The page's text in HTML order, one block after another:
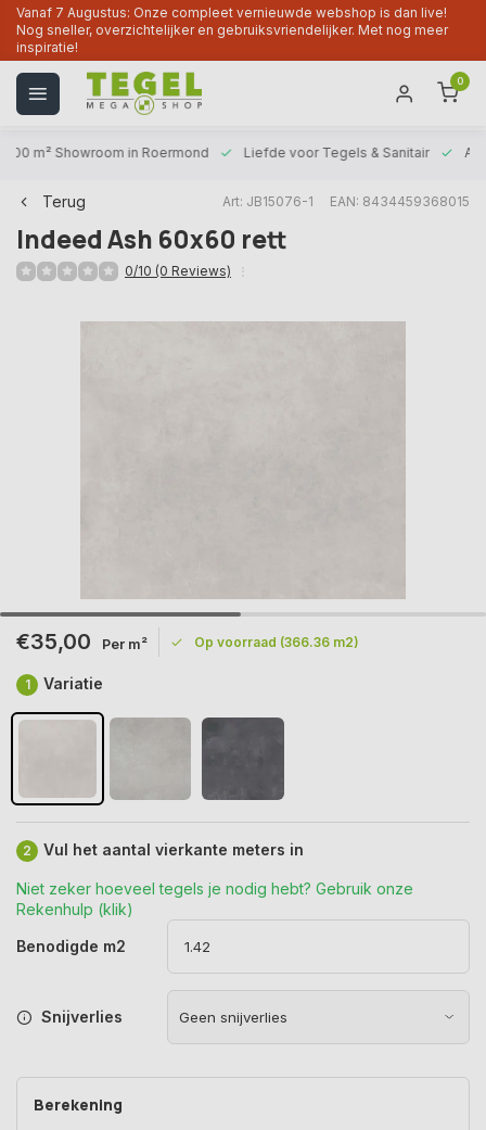
Vanaf 7 Augustus: Onze compleet vernieuwde webshop is dan live!
Nog sneller, overzichtelijker en gebruiksvriendelijker. Met nog meer
inspiratie!
0
m² Showroom in Roermond Liefde voor Tegels & Sanitair
Terug Art: JB15076-1 EAN: 8434459368015
Indeed Ash 60x60 rett
0/10 (0 Reviews)
€35,00 Per m² Op voorraad (366.36 m2)
1 Variatie
2 Vul het aantal vierkante meters in
Niet zeker hoeveel tegels je nodig hebt? Gebruik onze
Rekenhulp (klik)
Benodigde m2
Snijverlies
Berekening